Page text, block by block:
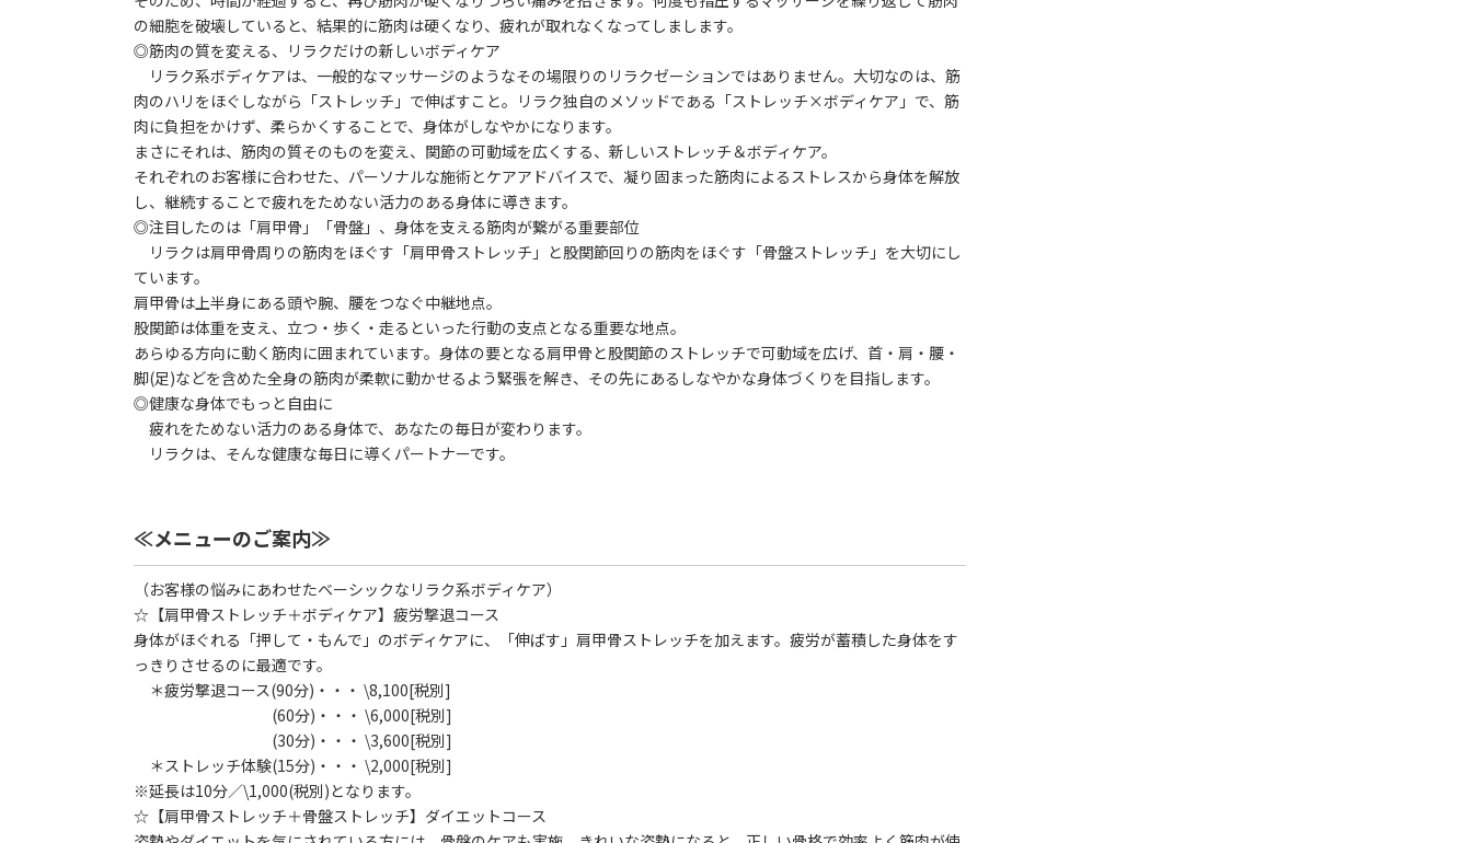
の細胞を破壊していると、結果的に筋肉は硬くなり、疲れが取れなくなってしまします。
◎筋肉の質を変える、リラクだけの新しいボディケア
リラク系ボディケアは、一般的なマッサージのようなその場限りのリラクゼーションではありません。大切なのは、筋
肉のハリをほぐしながら「ストレッチ」で伸ばすこと。リラク独自のメソッドである「ストレッチ×ボディケア」で、筋
肉に負担をかけず、柔らかくすることで、身体がしなやかになります。
まさにそれは、筋肉の質そのものを変え、関節の可動域を広くする、新しいストレッチ＆ボディケア。
それぞれのお客様に合わせた、パーソナルな施術とケアアドバイスで、凝り固まった筋肉によるストレスから身体を解放
し、継続することで疲れをためない活力のある身体に導きます。
◎注目したのは「肩甲骨」「骨盤」、身体を支える筋肉が繋がる重要部位
リラクは肩甲骨周りの筋肉をほぐす「肩甲骨ストレッチ」と股関節回りの筋肉をほぐす「骨盤ストレッチ」を大切にし
ています。
肩甲骨は上半身にある頭や腕、腰をつなぐ中継地点。
股関節は体重を支え、立つ・歩く・走るといった行動の支点となる重要な地点。
あらゆる方向に動く筋肉に囲まれています。身体の要となる肩甲骨と股関節のストレッチで可動域を広げ、首・肩・腰・
脚(足)などを含めた全身の筋肉が柔軟に動かせるよう緊張を解き、その先にあるしなやかな身体づくりを目指します。
◎健康な身体でもっと自由に
疲れをためない活力のある身体で、あなたの毎日が変わります。
リラクは、そんな健康な毎日に導くパートナーです。
≪メニューのご案内≫
（お客様の悩みにあわせたベーシックなリラク系ボディケア）
☆【肩甲骨ストレッチ＋ボディケア】疲労撃退コース
身体がほぐれる「押して・もんで」のボディケアに、「伸ばす」肩甲骨ストレッチを加えます。疲労が蓄積した身体をす
っきりさせるのに最適です。
＊疲労撃退コース(90分)・・・ \8,100[税別]
(60分)・・・ \6,000[税別]
(30分)・・・ \3,600[税別]
＊ストレッチ体験(15分)・・・ \2,000[税別]
※延長は10分／\1,000(税別)となります。
☆【肩甲骨ストレッチ＋骨盤ストレッチ】ダイエットコース